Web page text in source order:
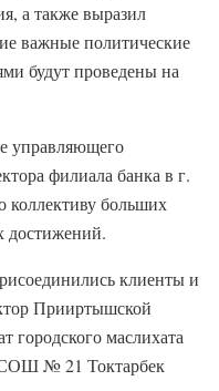
а также выразил
важные политические
будут проведены на
управляющего
филиала банка в г.
коллективу больших
достижений.
клиенты и
Прииртышской
городского маслихата
СОШ № 21 Токтарбек